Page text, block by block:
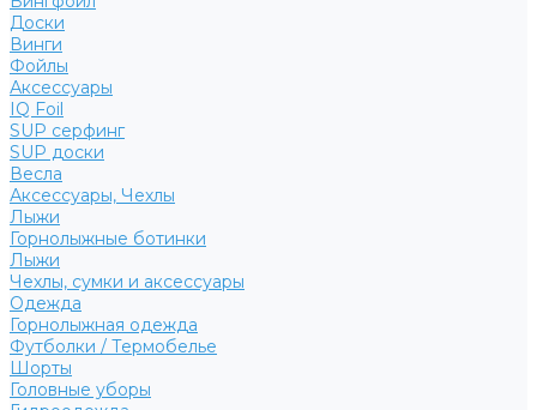
Доски
Винги
Фойлы
Аксессуары
IQ Foil
SUP серфинг
SUP доски
Весла
Аксессуары, Чехлы
Лыжи
Горнолыжные ботинки
Лыжи
Чехлы, сумки и аксессуары
Одежда
Горнолыжная одежда
Футболки / Термобелье
Шорты
Головные уборы